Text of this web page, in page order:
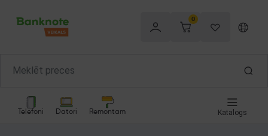
0
Telefoni Datori Remontam Katalogs